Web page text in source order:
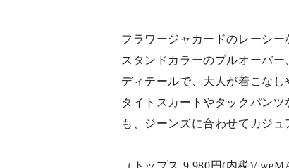
フラワージャカードのレーシー
スタンドカラーのプルオーバ
ディテールで、大人が着こなし
タイトスカートやタックパン
も、ジーンズに合わせてカジュ
（トップス 9,980円(内税)/